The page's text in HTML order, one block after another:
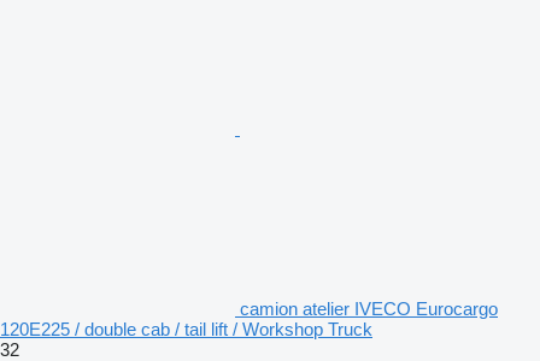
camion atelier IVECO Eurocargo
120E225 / double cab / tail lift / Workshop Truck
32